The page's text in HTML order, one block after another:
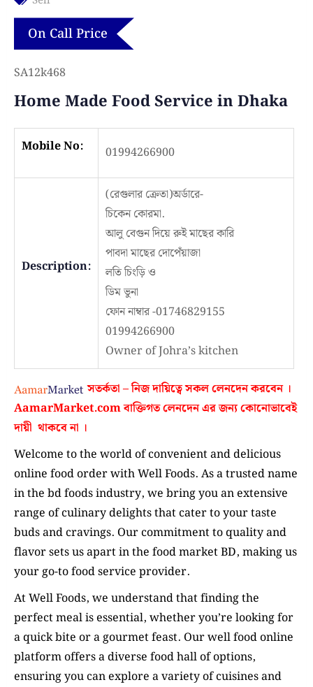
On Call Price
SA12k468
Home Made Food Service in Dhaka
Mobile No: 01994266900
Description:
(রেগুলার ক্রেতা)অর্ডারে-
চিকেন কোরমা.
আলু বেগুন দিয়ে রুই মাছের কারি
পাবদা মাছের দোপেঁয়াজা
লতি চিংড়ি ও
ডিম ভুনা
ফোন নাম্বার -01746829155
01994266900
Owner of Johra’s kitchen
সতর্কতা – নিজ দায়িত্বে সকল লেনদেন করবেন ।
AamarMarket.comবাক্তিগত লেনদেন এর জন্য কোনোভাবেই
দায়ী থাকবে না ।
Welcome to the world of convenient and delicious
online food order with Well Foods. As a trusted name
in the bd foods industry, we bring you an extensive
range of culinary delights that cater to your taste
buds and cravings. Our commitment to quality and
flavor sets us apart in the food market BD, making us
your go-to food service provider.
At Well Foods, we understand that finding the
perfect meal is essential, whether you’re looking for
a quick bite or a gourmet feast. Our well food online
platform offers a diverse food hall of options,
ensuring you can explore a variety of cuisines and